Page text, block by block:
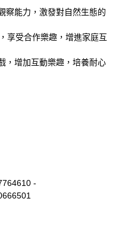
察能力，激發對自然生態的
享受合作樂趣，增進家庭互
，增加互動樂趣，培養耐心
-